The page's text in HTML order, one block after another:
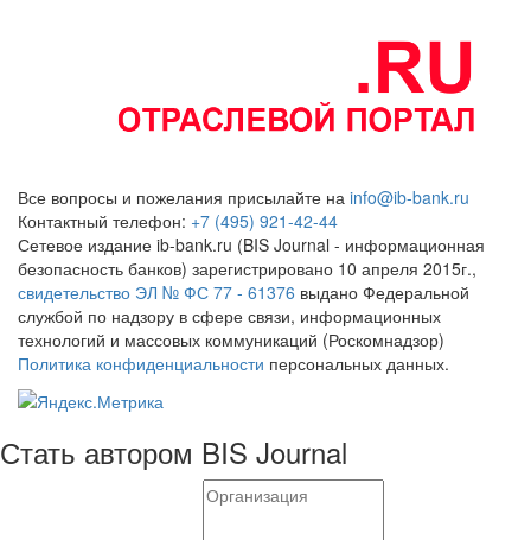
Все вопросы и пожелания присылайте на info@ib-bank.ru
Контактный телефон: +7 (495) 921-42-44
Сетевое издание ib-bank.ru (BIS Journal - информационная
безопасность банков) зарегистрировано 10 апреля 2015г.,
свидетельство ЭЛ № ФС 77 - 61376 выдано Федеральной
службой по надзору в сфере связи, информационных
технологий и массовых коммуникаций (Роскомнадзор)
Политика конфиденциальности персональных данных.
Стать автором BIS Journal